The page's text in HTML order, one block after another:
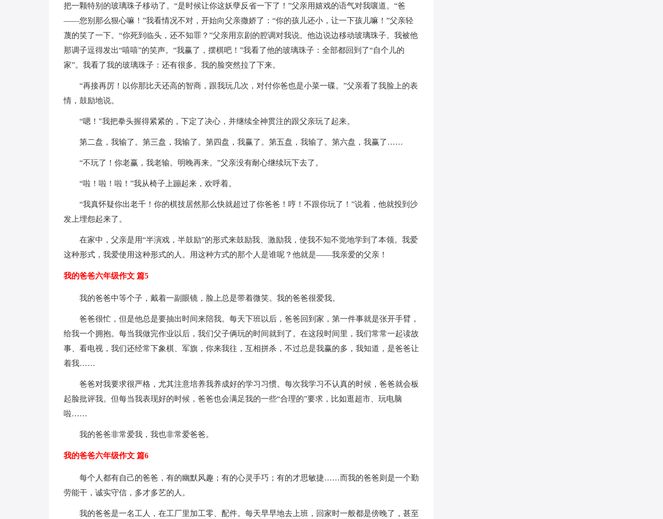
把一颗特别的玻璃珠子移动了。“是时候让你这妖孽反省一下了！”父亲用嬉戏的语气对我嚷道。“爸
——您别那么狠心嘛！”我看情况不对，开始向父亲撒娇了：“你的孩儿还小，让一下孩儿嘛！”父亲轻
蔑的笑了一下。“你死到临头，还不知罪？”父亲用京剧的腔调对我说。他边说边移动玻璃珠子。我被他
那调子逗得发出“嘻嘻”的笑声。“我赢了，摆棋吧！”我看了他的玻璃珠子：全部都回到了“自个儿的
家”。我看了我的玻璃珠子：还有很多。我的脸突然拉了下来。
“再接再厉！以你那比天还高的智商，跟我玩几次，对付你爸也是小菜一碟。”父亲看了我脸上的表
情，鼓励地说。
“嗯！"我把拳头握得紧紧的，下定了决心，并继续全神贯注的跟父亲玩了起来。
第二盘，我输了。第三盘，我输了。第四盘，我赢了。第五盘，我输了。第六盘，我赢了……
“不玩了！你老赢，我老输。明晚再来。”父亲没有耐心继续玩下去了。
“啦！啦！啦！”我从椅子上蹦起来，欢呼着。
“我真怀疑你出老千！你的棋技居然那么快就超过了你爸爸！哼！不跟你玩了！”说着，他就投到沙
发上埋怨起来了。
在家中，父亲是用“半演戏，半鼓励”的形式来鼓励我、激励我，使我不知不觉地学到了本领。我爱
这种形式，我爱使用这种形式的人。用这种方式的那个人是谁呢？他就是——我亲爱的父亲！
我的爸爸六年级作文 篇5
我的爸爸中等个子，戴着一副眼镜，脸上总是带着微笑。我的爸爸很爱我。
爸爸很忙，但是他总是要抽出时间来陪我。每天下班以后，爸爸回到家，第一件事就是张开手臂，
给我一个拥抱。每当我做完作业以后，我们父子俩玩的时间就到了。在这段时间里，我们常常一起读故
事、看电视，我们还经常下象棋、军旗，你来我往，互相拼杀，不过总是我赢的多，我知道，是爸爸让
着我……
爸爸对我要求很严格，尤其注意培养我养成好的学习习惯。每次我学习不认真的时候，爸爸就会板
起脸批评我。但每当我表现好的时候，爸爸也会满足我的一些“合理的”要求，比如逛超市、玩电脑
啦……
我的爸爸非常爱我，我也非常爱爸爸。
我的爸爸六年级作文 篇6
每个人都有自己的爸爸，有的幽默风趣；有的心灵手巧；有的才思敏捷……而我的爸爸则是一个勤
劳能干，诚实守信，多才多艺的人。
我的爸爸是一名工人，在工厂里加工零、配件。每天早早地去上班，回家时一般都是傍晚了，甚至